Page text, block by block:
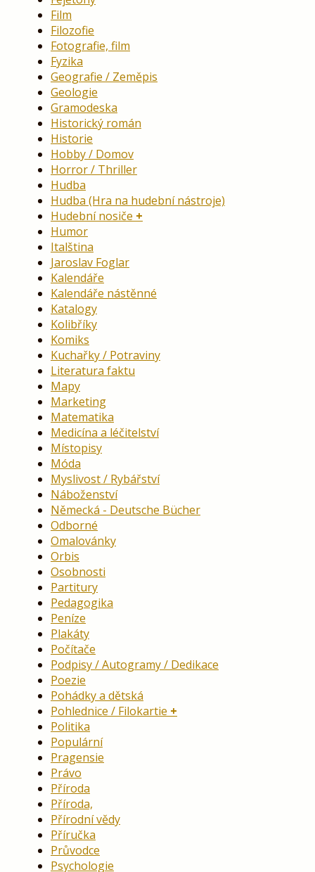
Film
Filozofie
Fotografie, film
Fyzika
Geografie / Zeměpis
Geologie
Gramodeska
Historický román
Historie
Hobby / Domov
Horror / Thriller
Hudba
Hudba (Hra na hudební nástroje)
Hudební nosiče
Humor
Italština
Jaroslav Foglar
Kalendáře
Kalendáře nástěnné
Katalogy
Kolibříky
Komiks
Kuchařky / Potraviny
Literatura faktu
Mapy
Marketing
Matematika
Medicína a léčitelství
Místopisy
Móda
Myslivost / Rybářství
Náboženství
Německá - Deutsche Bücher
Odborné
Omalovánky
Orbis
Osobnosti
Partitury
Pedagogika
Peníze
Plakáty
Počítače
Podpisy / Autogramy / Dedikace
Poezie
Pohádky a dětská
Pohlednice / Filokartie
Politika
Populární
Pragensie
Právo
Příroda
Příroda,
Přírodní vědy
Příručka
Průvodce
Psychologie